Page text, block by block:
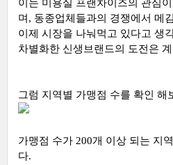
이는 미용실 프랜차이즈의 관심
며, 동종업체들과의 경쟁에서 메
이제 시장을 나눠먹고 있다고 생
차별화한 신생브랜드의 도전은
그럼 지역별 가맹점 수를 확인 해
가맹점 수가 200개 이상 되는 지
다.